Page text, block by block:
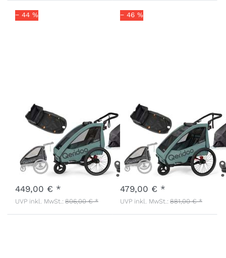
− 44 %
QUPA 1 Plus
Kids & Cargo
Bundle
Art.-Nr.
Q-QPP1-24-MB-KC
3 - 7 Werktage
449,00 € *
UVP inkl. MwSt.: 806,00 € *
− 46 %
QUPA 2 Plus
Kids & Cargo
Bundle
Art.-Nr.
Q-QPP2-24-MB-KC
3 - 7 Werktage
479,00 € *
UVP inkl. MwSt.: 881,00 € *